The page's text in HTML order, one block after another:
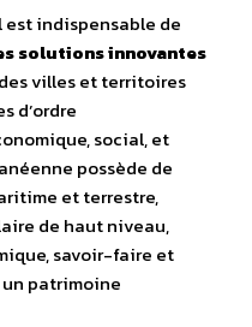
indispensable de
solutions innovantes
villes et territoires
d’ordre
social, et
possède de
et terrestre,
de haut niveau,
savoir-faire et
patrimoine